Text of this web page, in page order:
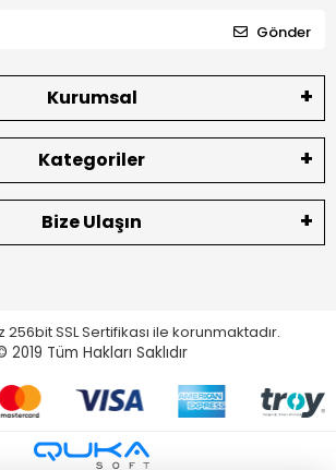
Gönder
Kurumsal
Kategoriler
Bize Ulaşın
SSL Sertifikası ile korunmaktadır.
2019 Tüm Hakları Saklıdır